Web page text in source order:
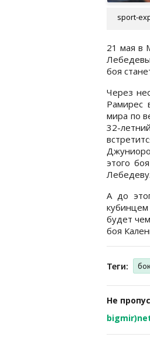
sport-
21 мая в
боя
Через
Рамирес
мира по
32-
этого
Лебедеву.
А до
будет
боя
Теги:
Не